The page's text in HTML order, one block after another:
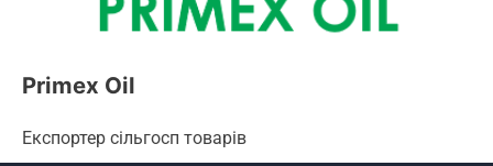
Primex Oil
Експортер сільгосп товарів